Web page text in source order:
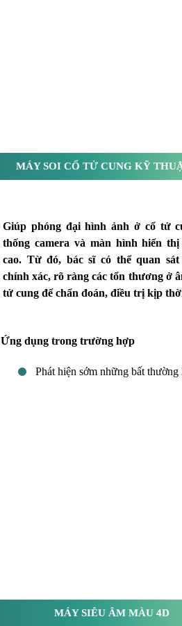
MÁY SOI CỔ TỬ CUNG KỸ
Giúp phóng đại hình ảnh ở cổ tử
thống camera và màn hình hiển
cao. Từ đó, bác sĩ có thể quan
chính xác, rõ ràng các tổn thương ở
tử cung để chẩn đoán, điều trị kịp
Ứng dụng trong trường hợp
Phát hiện sớm những bất
MÁY SIÊU ÂM MÀU 4D